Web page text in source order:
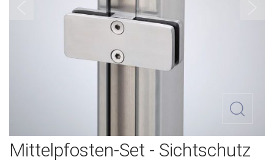
Zum
Mittelpfosten-Set - Sichtschutz